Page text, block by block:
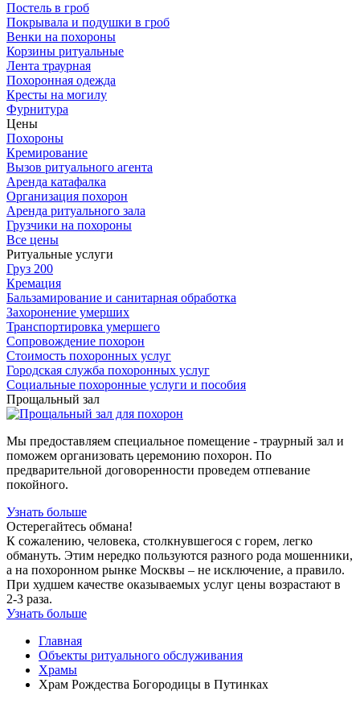
Постель в гроб
Покрывала и подушки в гроб
Венки на похороны
Корзины ритуальные
Лента траурная
Похоронная одежда
Кресты на могилу
Фурнитура
Цены
Похороны
Кремирование
Вызов ритуального агента
Аренда катафалка
Организация похорон
Аренда ритуального зала
Грузчики на похороны
Все цены
Ритуальные услуги
Груз 200
Кремация
Бальзамирование и санитарная обработка
Захоронение умерших
Транспортировка умершего
Сопровождение похорон
Стоимость похоронных услуг
Городская служба похоронных услуг
Социальные похоронные услуги и пособия
Прощальный зал
Мы предоставляем специальное помещение - траурный зал и
поможем организовать церемонию похорон. По
предварительной договоренности проведем отпевание
покойного.
Узнать больше
Остерегайтесь обмана!
К сожалению, человека, столкнувшегося с горем, легко
обмануть. Этим нередко пользуются разного рода мошенники,
а на похоронном рынке Москвы – не исключение, а правило.
При худшем качестве оказываемых услуг цены возрастают в
2-3 раза.
Узнать больше
Главная
Объекты ритуального обслуживания
Храмы
Храм Рождества Богородицы в Путинках